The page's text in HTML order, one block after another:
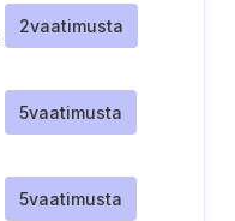
2vaatimusta
5vaatimusta
5vaatimusta